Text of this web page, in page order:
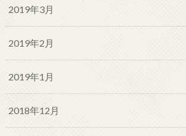
2019年3月
2019年2月
2019年1月
2018年12月